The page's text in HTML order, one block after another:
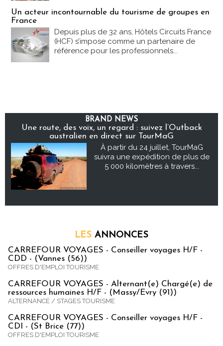
Un acteur incontournable du tourisme de groupes en
France
Depuis plus de 32 ans, Hôtels Circuits France
(HCF) s’impose comme un partenaire de
référence pour les professionnels...
BRAND NEWS
Une route, des voix, un regard : suivez l’Outback
australien en direct sur TourMaG
À partir du 24 juillet, TourMaG
suivra une expédition de plus de
5 000 kilomètres à travers...
LES ANNONCES
CARREFOUR VOYAGES - Conseiller voyages H/F -
CDD - (Vannes (56))
OFFRES D'EMPLOI TOURISME
CARREFOUR VOYAGES - Alternant(e) Chargé(e) de
ressources humaines H/F - (Massy/Evry (91))
ALTERNANCE / STAGES TOURISME
CARREFOUR VOYAGES - Conseiller voyages H/F -
CDI - (St Brice (77))
OFFRES D'EMPLOI TOURISME